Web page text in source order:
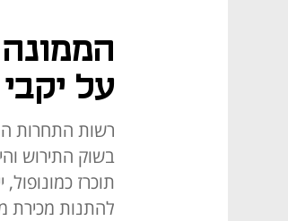
על
רשות התחרות
בשוק התירוש
תוכרז
להתנות מכירת